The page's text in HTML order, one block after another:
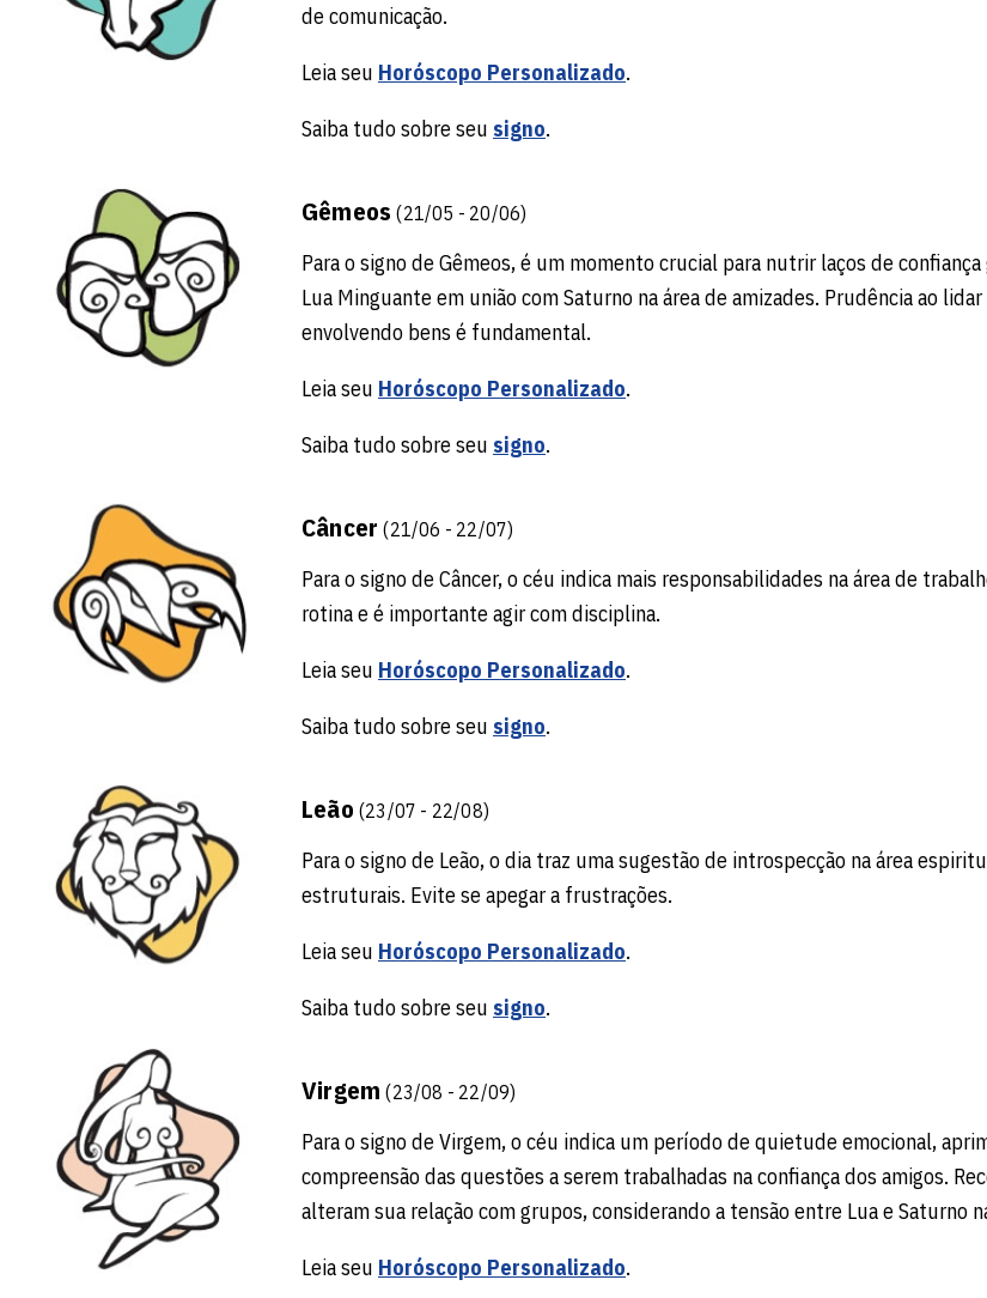
de comunicação.
Leia seu Horóscopo Personalizado.
Saiba tudo sobre seu signo.
Gêmeos(21/05 - 20/06)
Para o signo de Gêmeos, é um momento crucial para nutrir laços de
Lua Minguante em união com Saturno na área de amizades. Prudência ao
envolvendo bens é fundamental.
Leia seu Horóscopo Personalizado.
Saiba tudo sobre seu signo.
Câncer(21/06 - 22/07)
Para o signo de Câncer, o céu indica mais responsabilidades na área de
rotina e é importante agir com disciplina.
Leia seu Horóscopo Personalizado.
Saiba tudo sobre seu signo.
Leão (23/07 - 22/08)
Para o signo de Leão, o dia traz uma sugestão de introspecção na área
estruturais. Evite se apegar a frustrações.
Leia seu Horóscopo Personalizado.
Saiba tudo sobre seu signo.
Virgem(23/08 - 22/09)
Para o signo de Virgem, o céu indica um período de quietude emocional,
compreensão das questões a serem trabalhadas na confiança dos amigos.
alteram sua relação com grupos, considerando a tensão entre Lua e Saturno
Leia seu Horóscopo Personalizado.